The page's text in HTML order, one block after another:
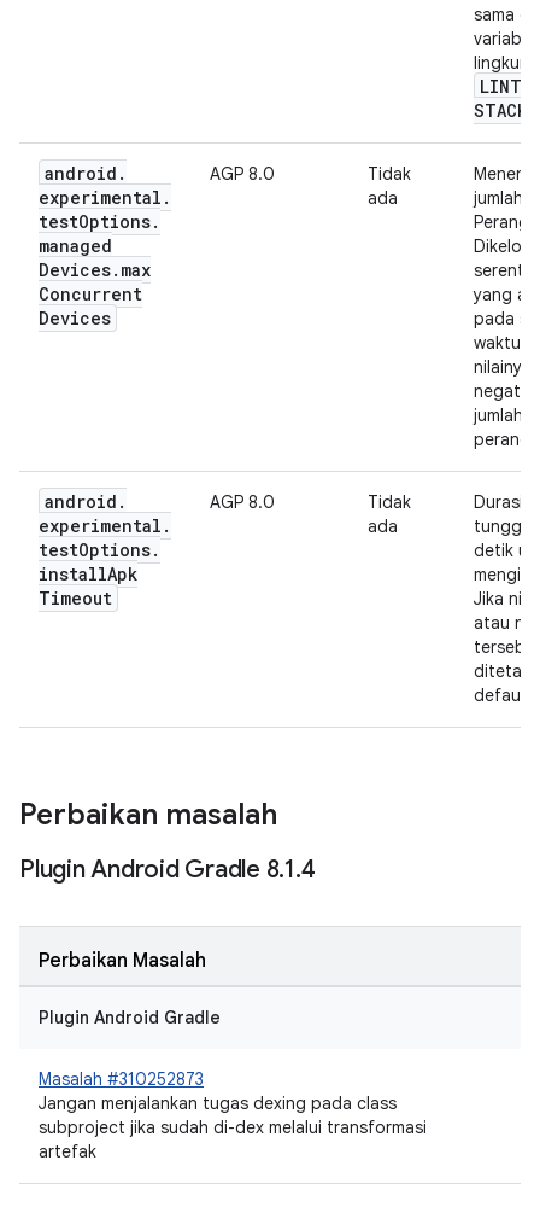
sama
variabel
LINT
android .
experimental .
testOptions.
managed
Devices. max
Concurrent
Devices
AGP 8.0
Tidak
ada
jumlah
yang
pada
waktu.
nilainya
negatif,
jumlah
android .
experimental .
testOptions.
installApk
Timeout
AGP 8.0
Tidak
ada
Durasi
tunggu
detik
Jika
atau
default
Perbaikan masalah
Plugin Android Gradle 8.1.4
Perbaikan Masalah
Plugin Android Gradle
Masalah #310252873
Jangan menjalankan tugas dexing pada class
subproject jika sudah di-dex melalui transformasi
artefak